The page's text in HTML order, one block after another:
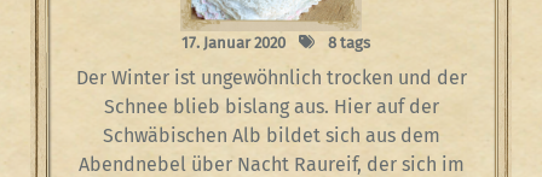
17. Januar 2020 8 tags
Der Winter ist ungewöhnlich trocken und der
Schnee blieb bislang aus. Hier auf der
Schwäbischen Alb bildet sich aus dem
Abendnebel über Nacht Raureif, der sich im